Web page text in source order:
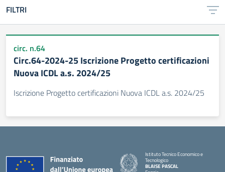
FILTRI
circ. n.64
Circ.64-2024-25 Iscrizione Progetto certificazioni
Nuova ICDL a.s. 2024/25
Iscrizione Progetto certificazioni Nuova ICDL a.s. 2024/25
Istituto Tecnico Economico e
Tecnologico
BLAISE PASCAL